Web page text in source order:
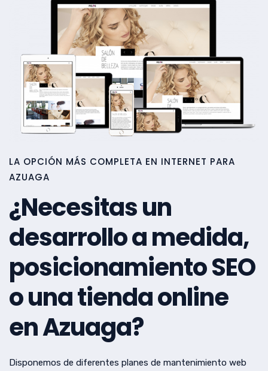
LA OPCIÓN MÁS COMPLETA EN INTERNET PARA
AZUAGA
¿Necesitas un
desarrollo a medida,
posicionamiento SEO
o una tienda online
en Azuaga?
Disponemos de diferentes planes de mantenimiento web